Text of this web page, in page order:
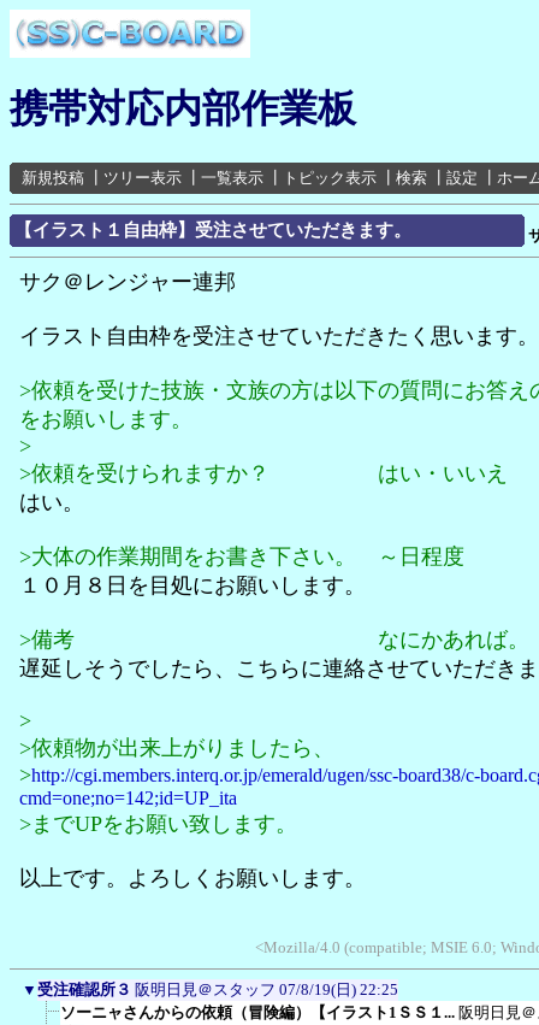
携帯対応内部作業板
新規投稿 ツリー表示 一覧表示 トピック表示 検索 設定 ホー
【イラスト１自由枠】受注させていただきます。
サク＠レンジャー連邦
イラスト自由枠を受注させていただきたく思います。
>依頼を受けた技族・文族の方は以下の質問にお答え
をお願いします。
>
>依頼を受けられますか？ はい・いいえ
はい。
>大体の作業期間をお書き下さい。 ～日程度
１０月８日を目処にお願いします。
>備考 なにかあれば。
遅延しそうでしたら、こちらに連絡させていただき
>
>依頼物が出来上がりましたら、
>http://cgi.members.interq.or.jp/emerald/ugen/ssc-board38/c-
cmd=one;no=142;id=UP_ita
>までUPをお願い致します。
以上です。よろしくお願いします。
<Mozilla/4.0 (compatible; MSIE 6.0;
▼ 受注確認所３ 阪明日見＠スタッフ 07/8/19(日) 22:25
ソーニャさんからの依頼（冒険編）【イラスト1ＳＳ１... 阪明日見